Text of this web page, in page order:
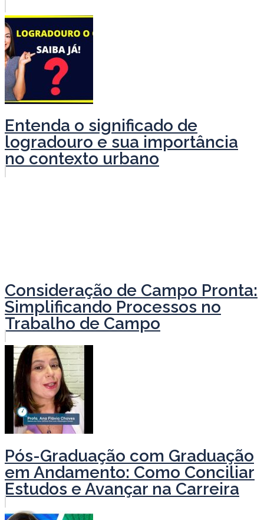
Entenda o significado de
logradouro e sua importância
no contexto urbano
Consideração de Campo Pronta:
Simplificando Processos no
Trabalho de Campo
Pós-Graduação com Graduação
em Andamento: Como Conciliar
Estudos e Avançar na Carreira